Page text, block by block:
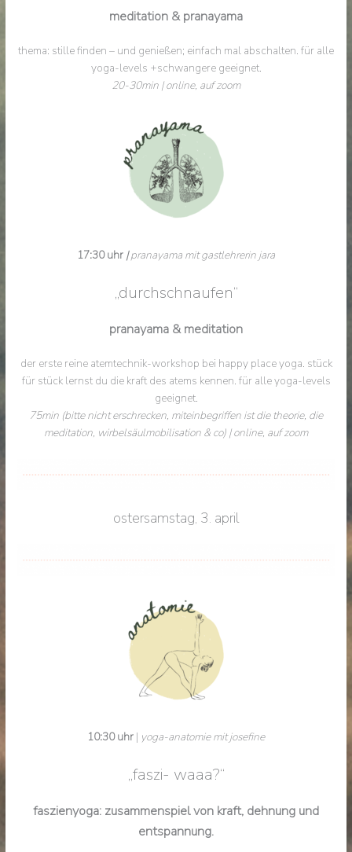
meditation & pranayama
thema: stille finden – und genießen; einfach mal abschalten. für alle
yoga-levels +schwangere geeignet.
20-30min | online, auf zoom
17:30 uhr |pranayama mit gastlehrerin jara
„durchschnaufen“
pranayama & meditation
der erste reine atemtechnik-workshop bei happy place yoga. stück
für stück lernst du die kraft des atems kennen. für alle yoga-levels
geeignet.
75min (bitte nicht erschrecken, miteinbegriffen ist die theorie, die
meditation, wirbelsäulmobilisation & co) | online, auf zoom
ostersamstag, 3. april
10:30 uhr | yoga-anatomie mit josefine
„faszi- waaa?“
faszienyoga: zusammenspiel von kraft, dehnung und
entspannung.